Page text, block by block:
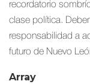
recordatorio
clase política.
responsabilidad a
futuro de Nuevo
Array